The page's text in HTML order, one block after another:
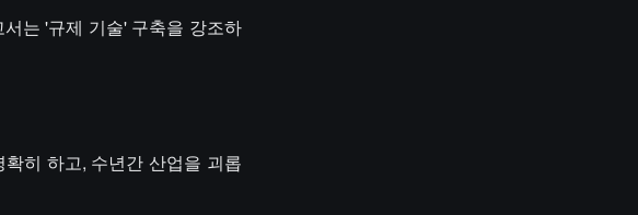
는 '규제 기술' 구축을 강조하
히 하고, 수년간 산업을 괴롭